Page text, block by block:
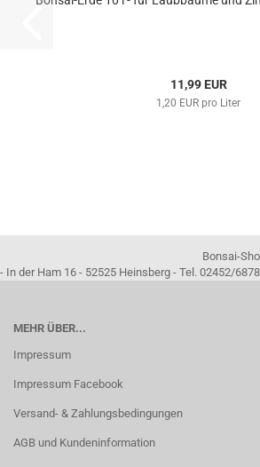
11,99 EUR
1,20 EUR pro Liter
Bonsai-Shopping -
- In der Ham 16 - 52525 Heinsberg - Tel. 02452/
MEHR ÜBER...
Impressum
Impressum Facebook
Versand- & Zahlungsbedingungen
AGB und Kundeninformation